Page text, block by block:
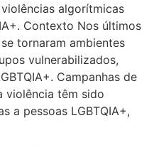
algorítmicas
Contexto Nos últimos
tornaram ambientes
vulnerabilizados,
Campanhas de
violência têm sido
a pessoas LGBTQIA+,